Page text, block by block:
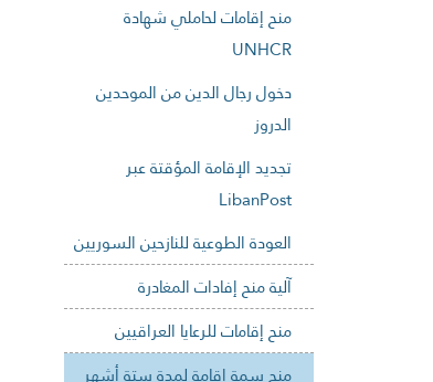
منح إقامات لحاملي شهادة
UNHCR
دخول رجال الدين من الموحدين
الدروز
تجديد الإقامة المؤقتة عبر
LibanPost
العودة الطوعية للنازحين السوريين
آلية منح إفادات المغادرة
منح إقامات للرعايا العراقيين
منح سمة إقامة لمدة ستة أشهر